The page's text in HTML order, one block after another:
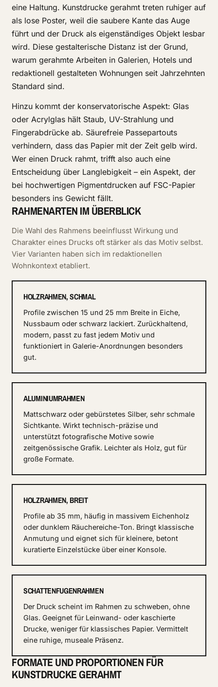
eine Haltung. Kunstdrucke gerahmt treten ruhiger auf
als lose Poster, weil die saubere Kante das Auge
führt und der Druck als eigenständiges Objekt lesbar
wird. Diese gestalterische Distanz ist der Grund,
warum gerahmte Arbeiten in Galerien, Hotels und
redaktionell gestalteten Wohnungen seit Jahrzehnten
Standard sind.
Hinzu kommt der konservatorische Aspekt: Glas
oder Acrylglas hält Staub, UV-Strahlung und
Fingerabdrücke ab. Säurefreie Passepartouts
verhindern, dass das Papier mit der Zeit gelb wird.
Wer einen Druck rahmt, trifft also auch eine
Entscheidung über Langlebigkeit – ein Aspekt, der
bei hochwertigen Pigmentdrucken auf FSC-Papier
besonders ins Gewicht fällt.
RAHMENARTEN IM ÜBERBLICK
Die Wahl des Rahmens beeinflusst Wirkung und
Charakter eines Drucks oft stärker als das Motiv selbst.
Vier Varianten haben sich im redaktionellen
Wohnkontext etabliert.
HOLZRAHMEN, SCHMAL
Profile zwischen 15 und 25 mm Breite in Eiche,
Nussbaum oder schwarz lackiert. Zurückhaltend,
modern, passt zu fast jedem Motiv und
funktioniert in Galerie-Anordnungen besonders
gut.
ALUMINIUMRAHMEN
Mattschwarz oder gebürstetes Silber, sehr schmale
Sichtkante. Wirkt technisch-präzise und
unterstützt fotografische Motive sowie
zeitgenössische Grafik. Leichter als Holz, gut für
große Formate.
HOLZRAHMEN, BREIT
Profile ab 35 mm, häufig in massivem Eichenholz
oder dunklem Räuchereiche-Ton. Bringt klassische
Anmutung und eignet sich für kleinere, betont
kuratierte Einzelstücke über einer Konsole.
SCHATTENFUGENRAHMEN
Der Druck scheint im Rahmen zu schweben, ohne
Glas. Geeignet für Leinwand- oder kaschierte
Drucke, weniger für klassisches Papier. Vermittelt
eine ruhige, museale Präsenz.
FORMATE UND PROPORTIONEN FÜR
KUNSTDRUCKE GERAHMT